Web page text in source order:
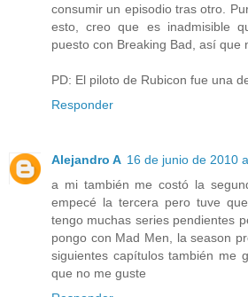
consumir un episodio tras otro.
esto, creo que es inadmisible
puesto con Breaking Bad, así que
PD: El piloto de Rubicon fue una
Responder
Alejandro A 16 de junio de 2010
a mi también me costó la
empecé la tercera pero tuve
tengo muchas series pendientes
pongo con Mad Men, la season
siguientes capítulos también me
que no me guste